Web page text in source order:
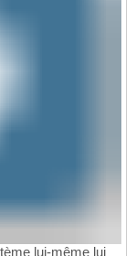
lui-même lui